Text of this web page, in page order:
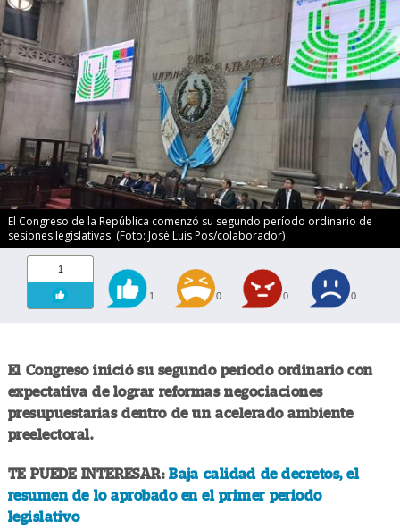
El Congreso de la República comenzó su segundo período ordinario de
sesiones legislativas. (Foto: José Luis Pos/colaborador)
1
1 0 0 0
El Congreso inició su segundo periodo ordinario con
expectativa de lograr reformas negociaciones
presupuestarias dentro de un acelerado ambiente
preelectoral.
TE PUEDE INTERESAR:Baja calidad de decretos, el
resumen de lo aprobado en el primer periodo
legislativo